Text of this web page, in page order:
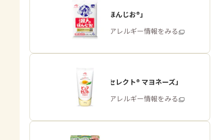
「瀬戸のほんじお®」
商品・アレルギー情報をみる
「ピュアセレクト® マヨネーズ」
商品・アレルギー情報をみる